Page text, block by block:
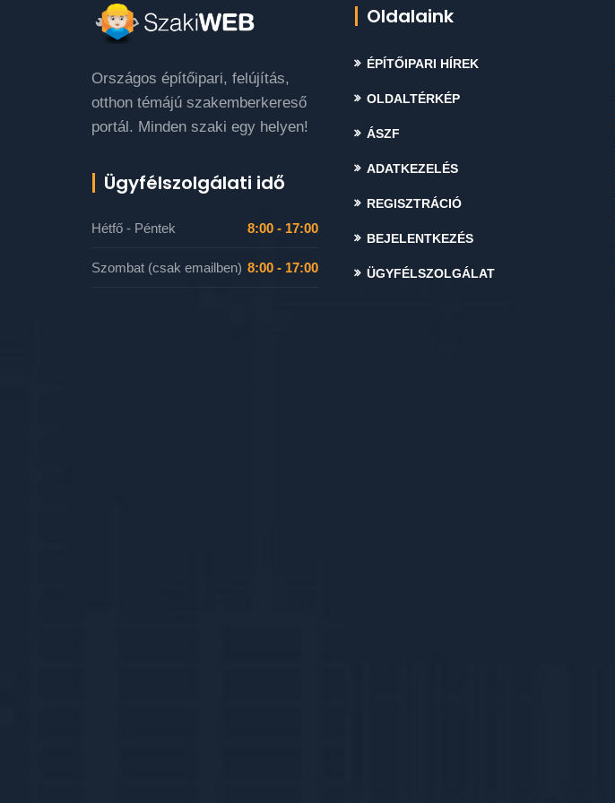
Országos építőipari, felújítás,
otthon témájú szakemberkereső
portál. Minden szaki egy helyen!
Ügyfélszolgálati idő
Hétfő - Péntek 8:00 - 17:00
Szombat (csak emailben) 8:00 - 17:00
Oldalaink
ÉPÍTŐIPARI HÍREK
OLDALTÉRKÉP
ÁSZF
ADATKEZELÉS
REGISZTRÁCIÓ
BEJELENTKEZÉS
ÜGYFÉLSZOLGÁLAT